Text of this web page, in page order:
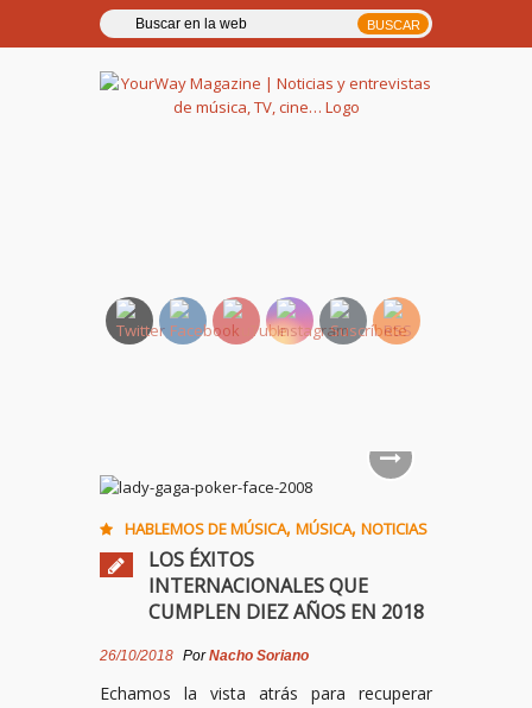
HABLEMOS DE MÚSICA, MÚSICA, NOTICIAS
LOS ÉXITOS
INTERNACIONALES QUE
CUMPLEN DIEZ AÑOS EN 2018
26/10/2018 PorNacho Soriano
Echamos la vista atrás para recuperar